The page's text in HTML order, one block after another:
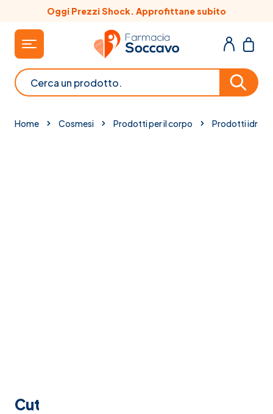
Salta al contenutoOggi Prezzi Shock. Approfittane subito
Cerca
Home Cosmesi Prodotti per il corpo Prodotti
Cutamir crema 10 buste 5ml